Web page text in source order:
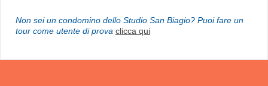
Non sei un condomino dello Studio San Biagio? Puoi fare un
tour come utente di prova clicca qui